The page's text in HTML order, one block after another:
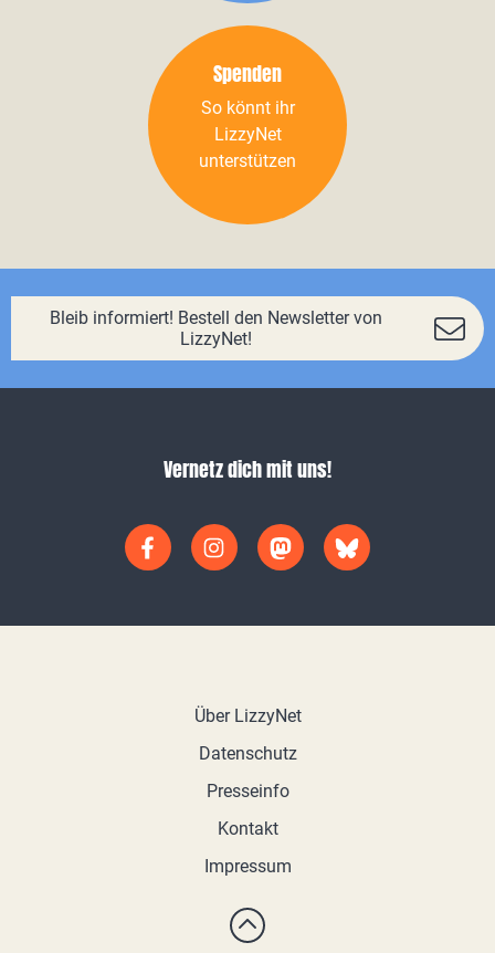
Spenden
So könnt ihr
LizzyNet
unterstützen
Bleib informiert! Bestell den Newsletter von
LizzyNet!
Vernetz dich mit uns!
Über LizzyNet
Datenschutz
Presseinfo
Kontakt
Impressum